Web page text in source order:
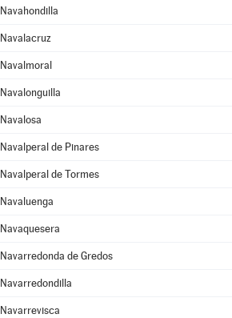
Navahondilla
Navalacruz
Navalmoral
Navalonguilla
Navalosa
Navalperal de Pinares
Navalperal de Tormes
Navaluenga
Navaquesera
Navarredonda de Gredos
Navarredondilla
Navarrevisca